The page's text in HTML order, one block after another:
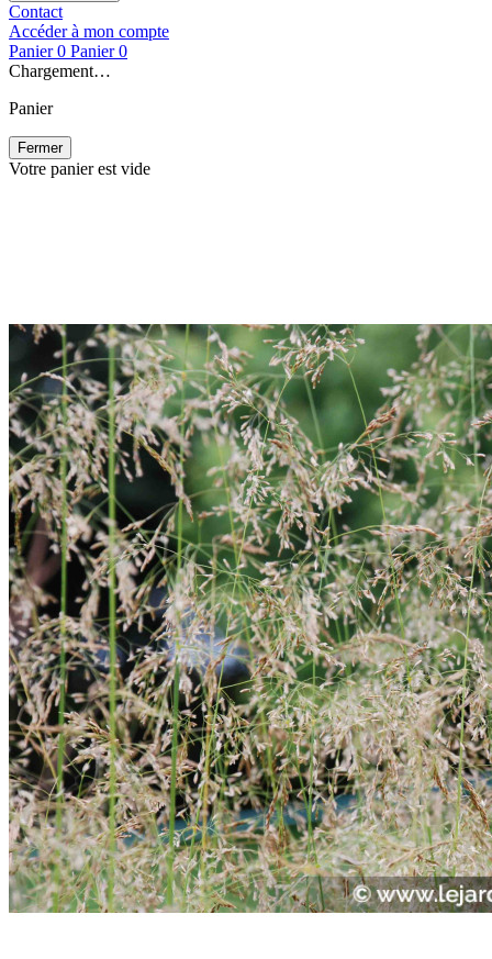
Contact
Accéder à mon compte
Panier 0 Panier 0
Chargement…
Panier
Fermer
Votre panier est vide